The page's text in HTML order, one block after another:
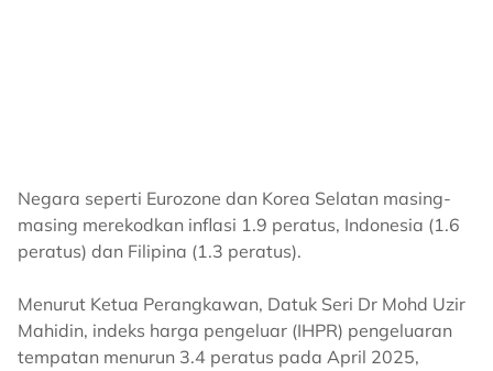
Negara seperti Eurozone dan Korea Selatan masing-
masing merekodkan inflasi 1.9 peratus, Indonesia (1.6
peratus) dan Filipina (1.3 peratus).
Menurut Ketua Perangkawan, Datuk Seri Dr Mohd Uzir
Mahidin, indeks harga pengeluar (IHPR) pengeluaran
tempatan menurun 3.4 peratus pada April 2025,